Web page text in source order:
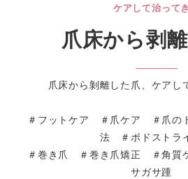
ケアして治って
爪床から剥
爪床から剝離した爪、ケアし
＃フットケア ＃爪ケア ＃爪の
法 ＃ポドストラ
＃巻き爪 ＃巻き爪矯正 ＃角
サガサ踵